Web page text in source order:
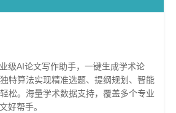
级AI论文写作助手，一键生成学术论
特算法实现精准选题、提纲规划、智能
松。海量学术数据支持，覆盖多个专业
好帮手。